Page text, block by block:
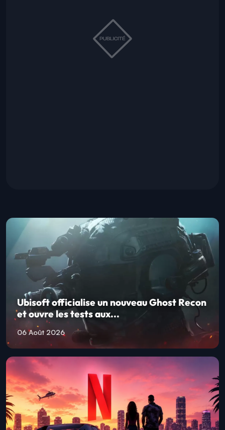
Ubisoft officialise un nouveau Ghost Recon
et ouvre les tests aux...
06 Août 2026